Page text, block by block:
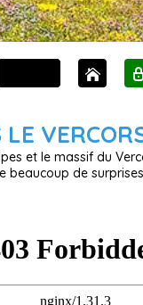
et le massif du
beaucoup de